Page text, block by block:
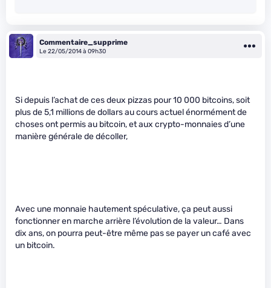
Commentaire_supprime
Le 22/05/2014 à 09h30
Si depuis l’achat de ces deux pizzas pour 10 000 bitcoins, soit
plus de 5,1 millions de dollars au cours actuel énormément de
choses ont permis au bitcoin, et aux crypto-monnaies d’une
manière générale de décoller,
Avec une monnaie hautement spéculative, ça peut aussi
fonctionner en marche arrière l’évolution de la valeur… Dans
dix ans, on pourra peut-être même pas se payer un café avec
un bitcoin.